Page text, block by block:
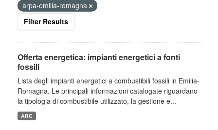
arpa-emilia-romagna
Filter Results
Offerta energetica: impianti energetici a fonti
fossili
Lista degli impianti energetici a combustibili fossili in Emilia-
Romagna. Le principali informazioni catalogate riguardano
la tipologia di combustibile utilizzato, la gestione e...
ARC